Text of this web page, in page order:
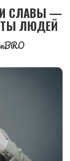
СЛАВЫ —
ЛЮДЕЙ